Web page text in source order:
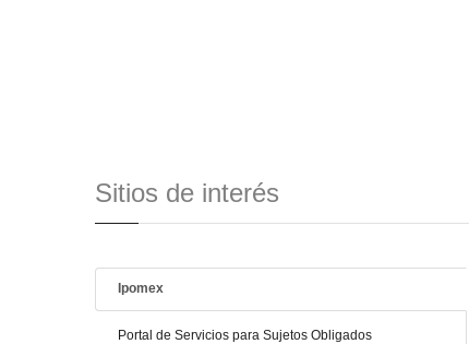
Sitios de interés
Ipomex
Portal de Servicios para Sujetos Obligados